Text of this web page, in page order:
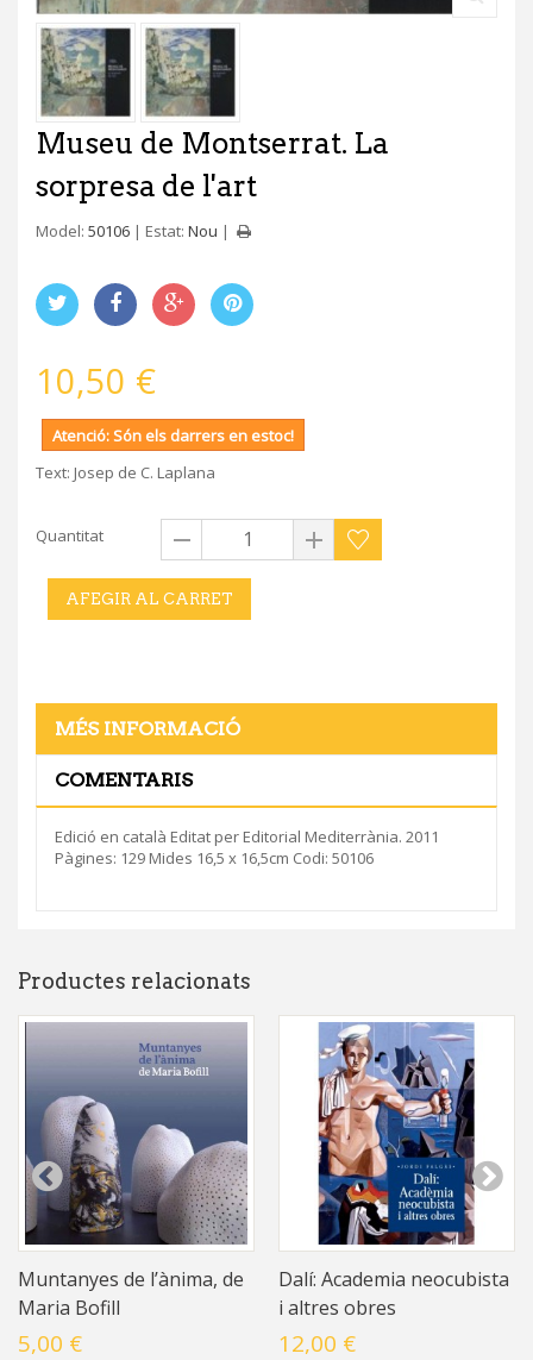
Museu de Montserrat. La
sorpresa de l'art
Model: 50106 Estat: Nou
10,50 €
Atenció: Són els darrers en estoc!
Text: Josep de C. Laplana
Quantitat
AFEGIR AL CARRET
MÉS INFORMACIÓ
COMENTARIS
Edició en català Editat per Editorial Mediterrània. 2011
Pàgines: 129 Mides 16,5 x 16,5cm Codi: 50106
Productes relacionats
Muntanyes de l’ànima, de
Maria Bofill
5,00 €
Dalí: Academia neocubista
i altres obres
12,00 €